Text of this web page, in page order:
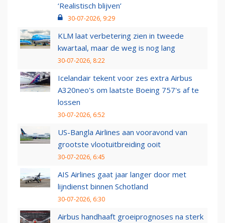
‘Realistisch blijven’
30-07-2026, 9:29
KLM laat verbetering zien in tweede
kwartaal, maar de weg is nog lang
30-07-2026, 8:22
Icelandair tekent voor zes extra Airbus
A320neo's om laatste Boeing 757's af te
lossen
30-07-2026, 6:52
US-Bangla Airlines aan vooravond van
grootste vlootuitbreiding ooit
30-07-2026, 6:45
AIS Airlines gaat jaar langer door met
lijndienst binnen Schotland
30-07-2026, 6:30
Airbus handhaaft groeiprognoses na sterk